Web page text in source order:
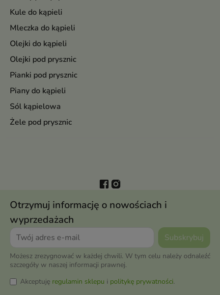
Kule do kąpieli
Mleczka do kąpieli
Olejki do kąpieli
Olejki pod prysznic
Pianki pod prysznic
Piany do kąpieli
Sól kąpielowa
Żele pod prysznic
Otrzymuj informację o nowościach i
wyprzedażach
Możesz zrezygnować w każdej chwili. W tym celu należy odnaleźć
szczegóły w naszej informacji prawnej.
Akceptuję regulamin sklepu i politykę prywatności.